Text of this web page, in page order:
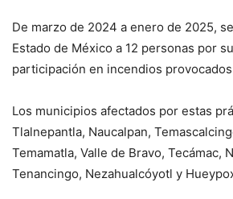
De marzo de 2024 a enero de 2025,
Estado de México a 12 personas por
participación en incendios
Los municipios afectados por estas
Tlalnepantla, Naucalpan,
Temamatla, Valle de Bravo, Tecámac,
Tenancingo, Nezahualcóyotl y